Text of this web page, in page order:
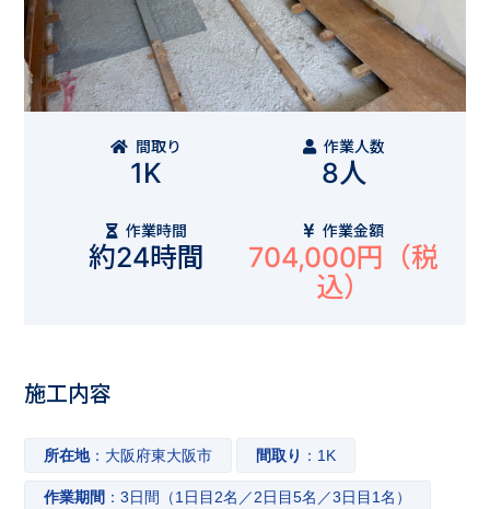
間取り
1K
作業人数
8人
作業時間
約24時間
作業金額
704,000円 （税
込）
施工内容
所在地：大阪府東大阪市 間取り ：1K
作業期間 ：3日間（1日目2名／2日目5名／3日目1名）